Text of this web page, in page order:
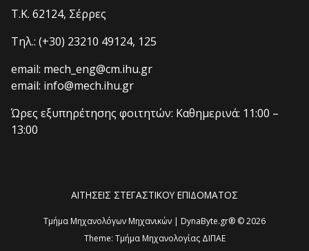
T.K. 62124, Σέρρες
Τηλ.: (+30) 23210 49124, 125
email: mech_eng@cm.ihu.gr
email: info@mech.ihu.gr
Ώρες εξυπηρέτησης φοιτητών: Καθημερινά: 11:00 –
13:00
ΑΙΤΗΣΕΙΣ ΣΤΕΓΑΣΤΙΚΟΥ ΕΠΙΔΟΜΑΤΟΣ
Τμήμα Μηχανολόγων Μηχανικών | DynaByte.gr® © 2026
Theme: Τμήμα Μηχανολογίας ΔΙΠΑΕ